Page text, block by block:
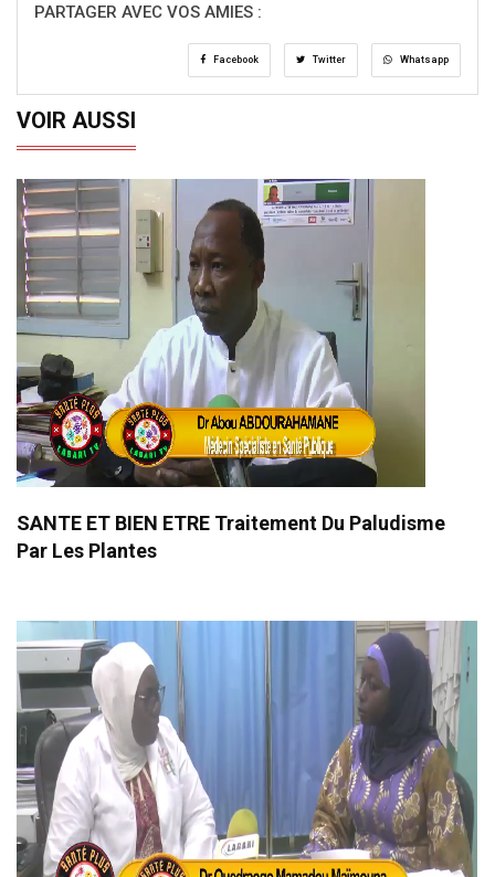
PARTAGER AVEC VOS AMIES :
Facebook Twitter Whatsapp
VOIR AUSSI
SANTE ET BIEN ETRE Traitement Du Paludisme
Par Les Plantes